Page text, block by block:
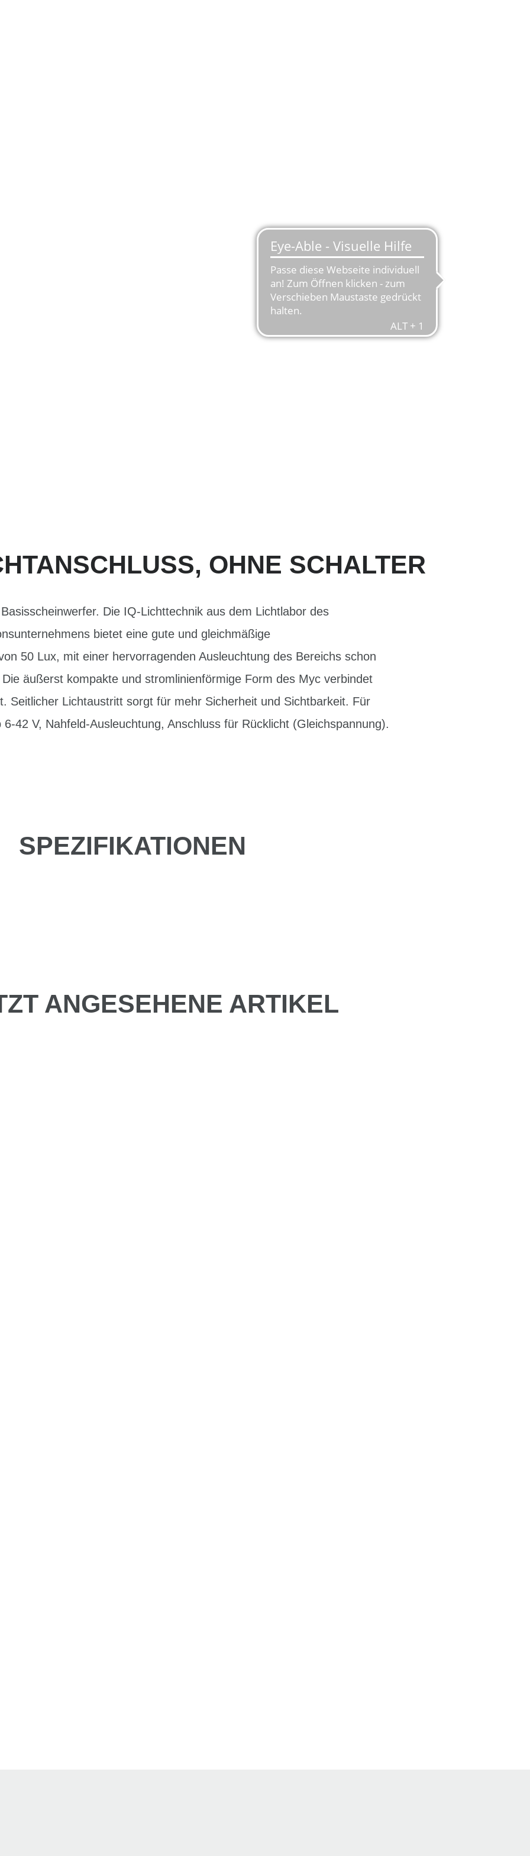
OHNE SCHALTER
Die IQ-Lichttechnik aus dem Lichtlabor des
bietet eine gute und gleichmäßige
50 Lux, mit einer hervorragenden Ausleuchtung des Bereichs schon
äußerst kompakte und stromlinienförmige Form des Myc verbindet
Seitlicher Lichtaustritt sorgt für mehr Sicherheit und Sichtbarkeit. Für
42 V, Nahfeld-Ausleuchtung, Anschluss für Rücklicht (Gleichspannung).
SPEZIFIKATIONEN
ANGESEHENE ARTIKEL